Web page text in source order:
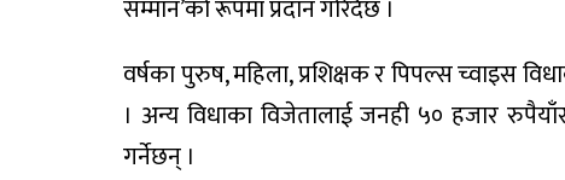
सम्मान’को रूपमा प्रदान गरिदैछ ।
वर्षका पुरुष, महिला, प्रशिक्षक र पिपल्स च्वाइस
। अन्य विधाका विजेतालाई जनही ५० हजार
गर्नेछन् ।